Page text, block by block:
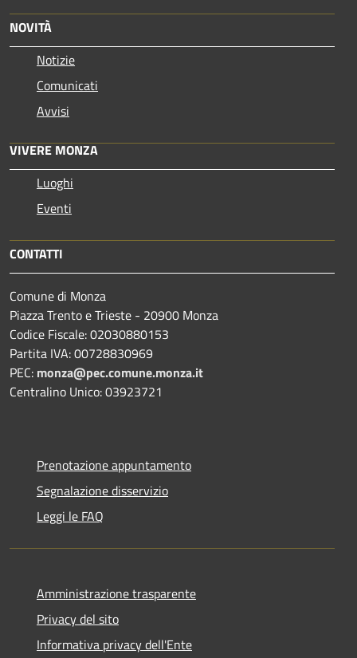
NOVITÀ
Notizie
Comunicati
Avvisi
VIVERE MONZA
Luoghi
Eventi
CONTATTI
Comune di Monza
Piazza Trento e Trieste - 20900 Monza
Codice Fiscale: 02030880153
Partita IVA: 00728830969
PEC: monza@pec.comune.monza.it
Centralino Unico: 03923721
Prenotazione appuntamento
Segnalazione disservizio
Leggi le FAQ
Amministrazione trasparente
Privacy del sito
Informativa privacy dell'Ente